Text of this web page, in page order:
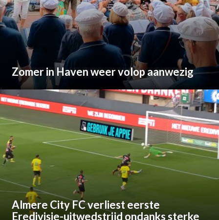
Zomer in Haven weer volop aanwezig
Almere City FC verliest eerste
Eredivisie-uitwedstrijd ondanks sterke